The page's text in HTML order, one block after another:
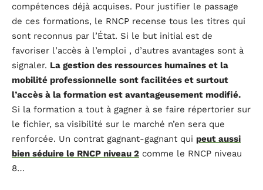
compétences déjà acquises. Pour justifier le passage
de ces formations, le RNCP recense tous les titres qui
sont reconnus par l’État. Si le but initial est de
favoriser l’accès à l’emploi , d’autres avantages sont à
signaler. La gestion des ressources humaines et la
mobilité professionnelle sont facilitées et surtout
l’accès à la formation est avantageusement modifié.
Si la formation a tout à gagner à se faire répertorier sur
le fichier, sa visibilité sur le marché n’en sera que
renforcée. Un contrat gagnant-gagnant qui peut aussi
bien séduire le RNCP niveau 2 comme le RNCP niveau
8…